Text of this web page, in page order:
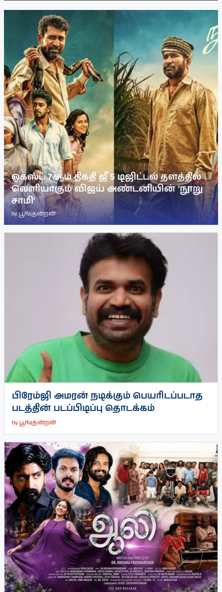
ஓகஸ்ட் 7ஆம் திகதி ஜீ 5 டிஜிட்டல் தளத்தில்
வெளியாகும் விஜய் அண்டனியின் ‘நூறு
சாமி’
byபூங்குன்றன்
பிரேம்ஜி அமரன் நடிக்கும் பெயரிடப்படாத
படத்தின் படப்பிடிப்பு தொடக்கம்
by பூங்குன்றன்